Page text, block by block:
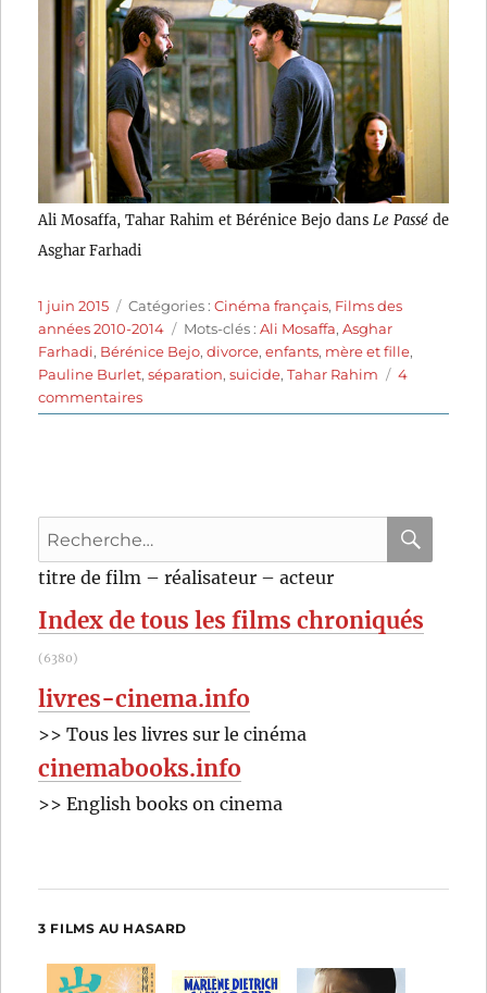
Ali Mosaffa, Tahar Rahim et Bérénice Bejo dans Le Passéde
Asghar Farhadi
Publié
le
1 juin 2015 Catégories
Catégories :Cinéma français, Films des
années 2010-2014
Étiquettes
Mots-clés :Ali Mosaffa,Asghar
Farhadi, Bérénice Bejo,divorce,enfants, mère et fille,
Pauline Burlet,séparation,suicide,Tahar Rahim
4
commentairessur
Le
Recherche
pour
titre de film – réalisateur – acteur
Index de tous les films chroniqués
(6380)
livres-cinema.info
>> Tous les livres sur le cinéma
cinemabooks.info
>> English books on cinema
3 FILMS AU HASARD